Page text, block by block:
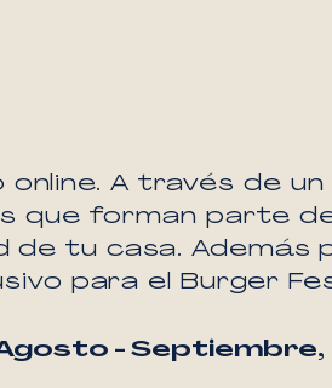
A través de
que forman parte
tu casa. Además
para el Burger
- Septiembre,